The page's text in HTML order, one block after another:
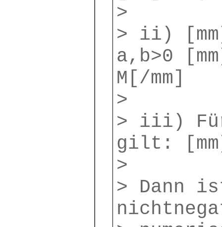
>
> ii)
a,b>0
M[/mm]
>
> iii) Für
gilt:
>
> Dann